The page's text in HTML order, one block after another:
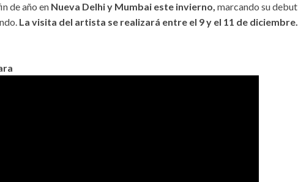
de año en Nueva Delhi y Mumbai este invierno, marcando su debut
La visita del artista se realizará entre el 9 y el 11 de diciembre.